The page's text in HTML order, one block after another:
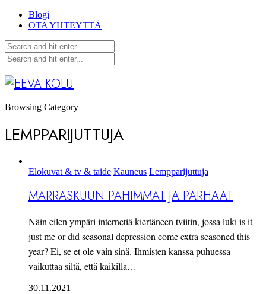
Blogi
OTA YHTEYTTÄ
Browsing Category
LEMPPARIJUTTUJA
Elokuvat & tv & taide Kauneus Lempparijuttuja
MARRASKUUN PAHIMMAT JA PARHAAT
Näin eilen ympäri internetiä kiertäneen tviitin, jossa luki is it
just me or did seasonal depression come extra seasoned this
year? Ei, se et ole vain sinä. Ihmisten kanssa puhuessa
vaikuttaa siltä, että kaikilla…
30.11.2021